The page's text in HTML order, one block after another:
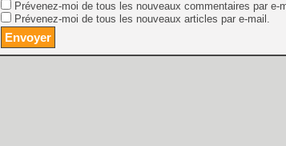
Prévenez-moi de tous les nouveaux commentaires par e-
Prévenez-moi de tous les nouveaux articles par e-mail.